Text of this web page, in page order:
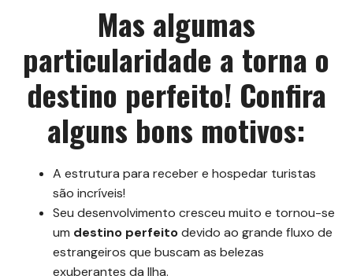
Mas algumas
particularidade a torna o
destino perfeito! Confira
alguns bons motivos:
A estrutura para receber e hospedar turistas
são incríveis!
Seu desenvolvimento cresceu muito e tornou-se
um destino perfeitodevido ao grande fluxo de
estrangeiros que buscam as belezas
exuberantes da Ilha.